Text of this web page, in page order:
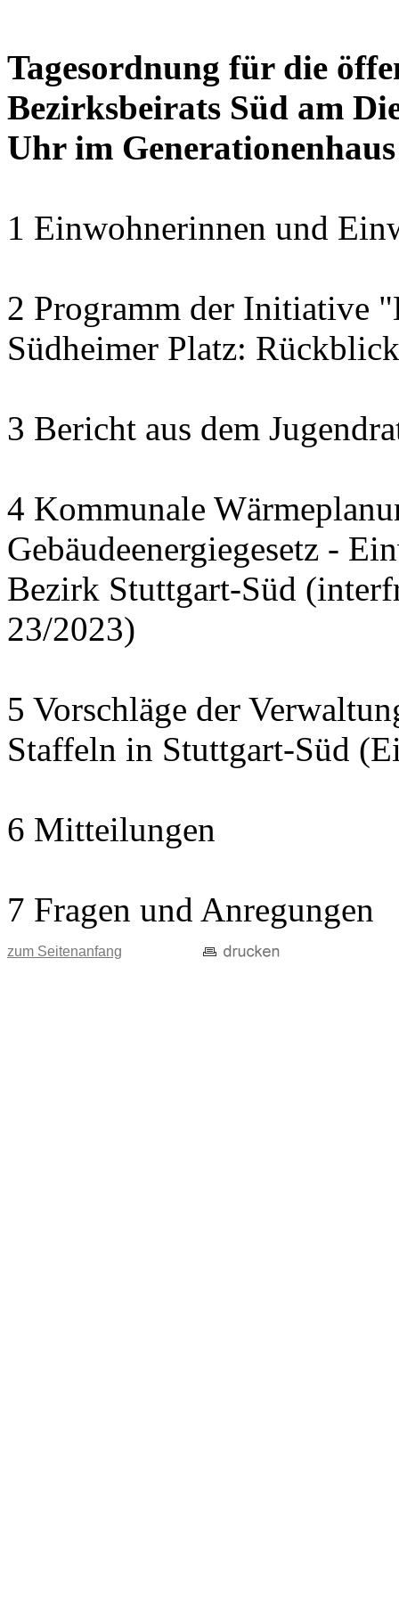
Tagesordnung für die
Bezirksbeirats Süd am
Uhr im
1 Einwohnerinnen und
2 Programm der Initiative
Südheimer Platz:
3 Bericht aus dem
4 Kommunale
Gebäudeenergiegesetz -
Bezirk Stuttgart-Süd
23/2023)
5 Vorschläge der
Staffeln in Stuttgart-Süd
6 Mitteilungen
7 Fragen und Anregungen
zum Seitenanfang